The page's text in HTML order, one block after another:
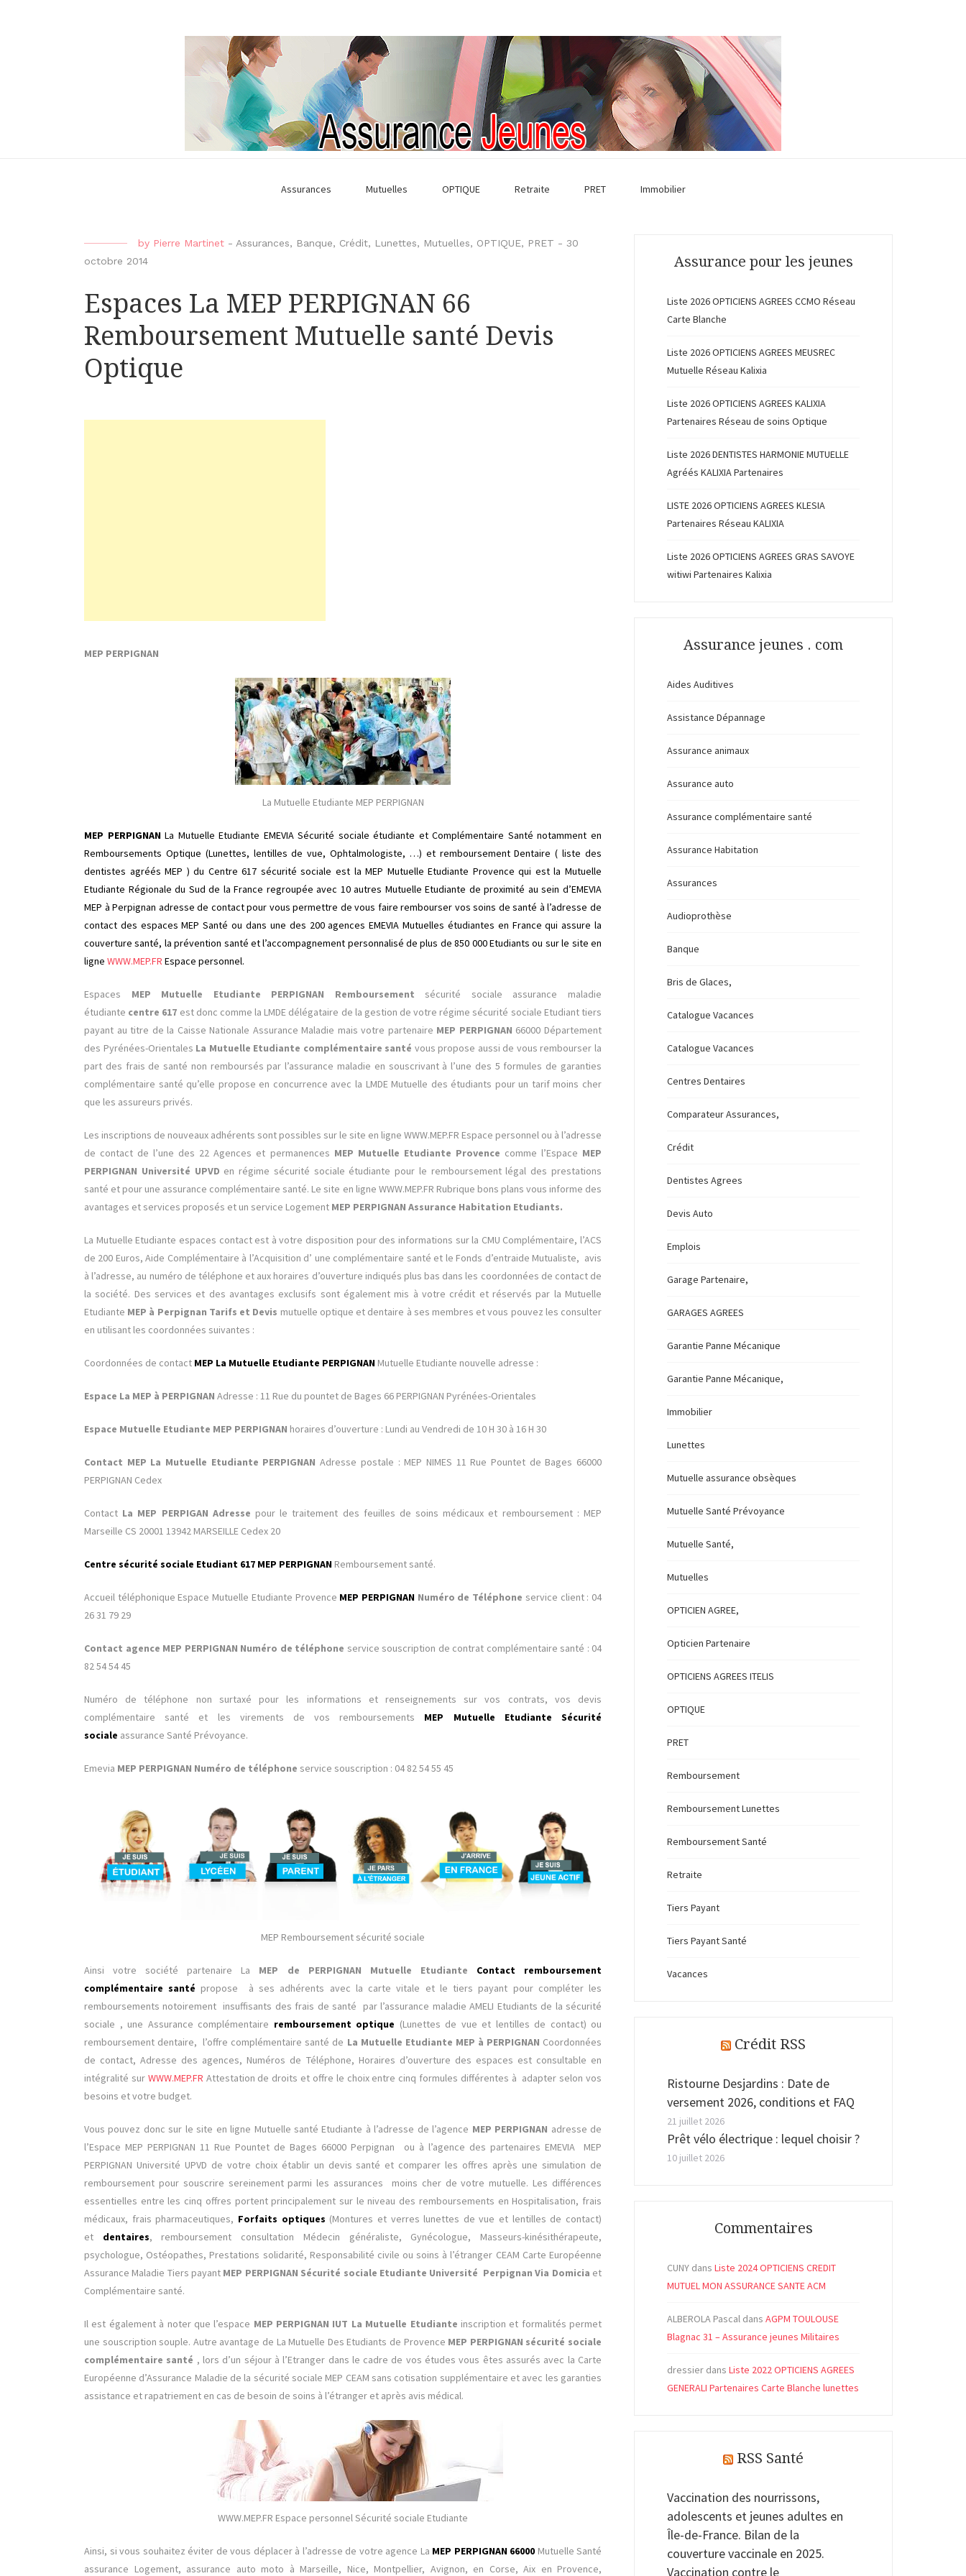
Assurances Mutuelles OPTIQUE Retraite PRET Immobilier
by Pierre Martinet - Assurances, Banque, Crédit, Lunettes, Mutuelles, OPTIQUE, PRET - 30
octobre 2014
Espaces La MEP PERPIGNAN 66
Remboursement Mutuelle santé Devis
Optique
MEP PERPIGNAN
La Mutuelle Etudiante MEP PERPIGNAN
MEP PERPIGNANLa Mutuelle Etudiante EMEVIA Sécurité sociale étudiante et Complémentaire Santé notamment en
Remboursements Optique (Lunettes, lentilles de vue, Ophtalmologiste, …) et remboursement Dentaire ( liste des
dentistes agréés MEP ) du Centre 617 sécurité sociale est la MEP Mutuelle Etudiante Provence qui est la Mutuelle
Etudiante Régionale du Sud de la France regroupée avec 10 autres Mutuelle Etudiante de proximité au sein d’EMEVIA
MEP à Perpignan adresse de contact pour vous permettre de vous faire rembourser vos soins de santé à l’adresse de
contact des espaces MEP Santé ou dans une des 200 agences EMEVIA Mutuelles étudiantes en France qui assure la
couverture santé, la prévention santé et l’accompagnement personnalisé de plus de 850 000 Etudiants ou sur le site en
ligne WWW.MEP.FR Espace personnel.
Espaces MEP Mutuelle Etudiante PERPIGNAN Remboursement sécurité sociale
assurance maladie
étudiante centre 617 est donc comme la LMDE délégataire de la gestion de votre régime sécurité sociale Etudiant tiers
payant au titre de la Caisse Nationale Assurance Maladie mais votre partenaire MEP PERPIGNAN 66000 Département
des Pyrénées-Orientales La Mutuelle Etudiante complémentaire santé vous propose aussi de vous rembourser la
part des frais de santé non remboursés par l’assurance maladie en souscrivant à l’une des 5 formules de garanties
complémentaire santé qu’elle propose en concurrence avec la LMDE Mutuelle des étudiants pour un tarif moins cher
que les assureurs privés.
Les inscriptions de nouveaux adhérents sont possibles sur le site en ligne WWW.MEP.FR Espace personnel ou à l’adresse
de contact de l’une des 22 Agences et permanences MEP Mutuelle Etudiante Provence comme l’Espace MEP
PERPIGNAN Université UPVD en régime sécurité sociale étudiante pour le remboursement légal des prestations
santé et pour une assurance complémentaire santé. Le site en ligne WWW.MEP.FR Rubrique bons plans vous informe des
avantages et services proposés et un service Logement MEP PERPIGNAN Assurance Habitation Etudiants.
La Mutuelle Etudiante espaces contact est à votre disposition pour des informations sur la CMU Complémentaire, l’ACS
de 200 Euros, Aide Complémentaire à l’Acquisition d’ une complémentaire santé et le Fonds d’entraide Mutualiste, avis
à l’adresse, au numéro de téléphone et aux horaires d’ouverture indiqués plus bas dans les coordonnées de contact de
la société. Des services et des avantages exclusifs sont également mis à votre crédit et réservés par la Mutuelle
Etudiante MEP à Perpignan Tarifs et Devis mutuelle optique et dentaire à ses membres et vous pouvez les consulter
en utilisant les coordonnées suivantes :
Coordonnées de contact MEP La Mutuelle Etudiante PERPIGNAN Mutuelle Etudiante nouvelle adresse :
Espace La MEP à PERPIGNAN Adresse : 11 Rue du pountet de Bages 66 PERPIGNAN Pyrénées-Orientales
Espace Mutuelle Etudiante MEP PERPIGNAN horaires d’ouverture : Lundi au Vendredi de 10 H 30 à 16 H 30
Contact MEP La Mutuelle Etudiante PERPIGNANAdresse postale : MEP NIMES 11 Rue Pountet de Bages 66000
PERPIGNAN Cedex
Contact La MEP PERPIGAN Adresse pour le traitement des feuilles de soins médicaux et remboursement : MEP
Marseille CS 20001 13942 MARSEILLE Cedex 20
Centre sécurité sociale Etudiant 617 MEP PERPIGNAN Remboursement santé.
Accueil téléphonique Espace Mutuelle Etudiante Provence MEP PERPIGNAN Numéro de Téléphone service client : 04
26 31 79 29
Contact agence MEP PERPIGNAN Numéro de téléphone service souscription de contrat complémentaire santé : 04
82 54 54 45
Numéro de téléphone non surtaxé pour les informations et renseignements sur vos contrats, vos devis
complémentaire santé et les virements de vos remboursements MEP Mutuelle Etudiante Sécurité
sociale assurance Santé Prévoyance.
Emevia MEP PERPIGNAN Numéro de téléphone service souscription : 04 82 54 55 45
MEP Remboursement sécurité sociale
Ainsi votre société partenaire La MEP de PERPIGNAN Mutuelle Etudiante Contact remboursement
complémentaire santé propose à ses adhérents avec la carte vitale et le tiers payant pour compléter les
remboursements notoirement insuffisants des frais de santé par l’assurance maladie AMELI Etudiants de la sécurité
sociale , une Assurance complémentaire remboursement optique (Lunettes de vue et lentilles de contact) ou
remboursement dentaire, l’offre complémentaire santé de La Mutuelle Etudiante MEP à PERPIGNAN Coordonnées
de contact, Adresse des agences, Numéros de Téléphone, Horaires d’ouverture des espaces est consultable en
intégralité sur WWW.MEP.FR Attestation de droits et offre le choix entre cinq formules différentes à adapter selon vos
besoins et votre budget.
Vous pouvez donc sur le site en ligne Mutuelle santé Etudiante à l’adresse de l’agence MEP PERPIGNAN adresse de
l’Espace MEP PERPIGNAN 11 Rue Pountet de Bages 66000 Perpignan ou à l’agence des partenaires EMEVIA
MEP
PERPIGNAN Université UPVD de votre choix établir un devis santé et comparer les offres après une simulation de
remboursement pour souscrire sereinement parmi les assurances moins cher de votre mutuelle. Les différences
essentielles entre les cinq offres portent principalement sur le niveau des remboursements en Hospitalisation, frais
médicaux, frais pharmaceutiques, Forfaits optiques (Montures et verres lunettes de vue et lentilles de contact)
et dentaires, remboursement consultation Médecin généraliste, Gynécologue, Masseurs-kinésithérapeute,
psychologue, Ostéopathes, Prestations solidarité, Responsabilité civile ou soins à l’étranger CEAM Carte Européenne
Assurance Maladie Tiers payant MEP PERPIGNAN Sécurité sociale Etudiante Université Perpignan Via Domicia et
Complémentaire santé.
Il est également à noter que l’espace MEP PERPIGNAN IUT La Mutuelle Etudiante inscription et formalités permet
une souscription souple. Autre avantage de La Mutuelle Des Etudiants de Provence MEP PERPIGNAN sécurité sociale
complémentaire santé , lors d’un séjour à l’Etranger dans le cadre de vos études vous êtes assurés avec la Carte
Européenne d’Assurance Maladie de la sécurité sociale MEP CEAM sans cotisation supplémentaire et avec les garanties
assistance et rapatriement en cas de besoin de soins à l’étranger et après avis médical.
WWW.MEP.FR Espace personnel Sécurité sociale Etudiante
Ainsi, si vous souhaitez éviter de vous déplacer à l’adresse de votre agence La MEP PERPIGNAN 66000 Mutuelle Santé
assurance Logement, assurance auto moto à Marseille, Nice, Montpellier, Avignon, en Corse, Aix en Provence,
Assurance pour les jeunes
Liste 2026 OPTICIENS AGREES CCMO Réseau
Carte Blanche
Liste 2026 OPTICIENS AGREES MEUSREC
Mutuelle Réseau Kalixia
Liste 2026 OPTICIENS AGREES KALIXIA
Partenaires Réseau de soins Optique
Liste 2026 DENTISTES HARMONIE MUTUELLE
Agréés KALIXIA Partenaires
LISTE 2026 OPTICIENS AGREES KLESIA
Partenaires Réseau KALIXIA
Liste 2026 OPTICIENS AGREES GRAS SAVOYE
witiwi Partenaires Kalixia
Assurance jeunes . com
Aides Auditives
Assistance Dépannage
Assurance animaux
Assurance auto
Assurance complémentaire santé
Assurance Habitation
Assurances
Audioprothèse
Banque
Bris de Glaces,
Catalogue Vacances
Catalogue Vacances
Centres Dentaires
Comparateur Assurances,
Crédit
Dentistes Agrees
Devis Auto
Emplois
Garage Partenaire,
GARAGES AGREES
Garantie Panne Mécanique
Garantie Panne Mécanique,
Immobilier
Lunettes
Mutuelle assurance obsèques
Mutuelle Santé Prévoyance
Mutuelle Santé,
Mutuelles
OPTICIEN AGREE,
Opticien Partenaire
OPTICIENS AGREES ITELIS
OPTIQUE
PRET
Remboursement
Remboursement Lunettes
Remboursement Santé
Retraite
Tiers Payant
Tiers Payant Santé
Vacances
Crédit RSS
Ristourne Desjardins : Date de
versement 2026, conditions et FAQ
21 juillet 2026
Prêt vélo électrique : lequel choisir ?
10 juillet 2026
Commentaires
CUNY dans Liste 2024 OPTICIENS CREDIT
MUTUEL MON ASSURANCE SANTE ACM
ALBEROLA Pascal dans AGPM TOULOUSE
Blagnac 31 – Assurance jeunes Militaires
dressier dans Liste 2022 OPTICIENS AGREES
GENERALI Partenaires Carte Blanche lunettes
RSS Santé
Vaccination des nourrissons,
adolescents et jeunes adultes en
Île-de-France. Bilan de la
couverture vaccinale en 2025.
Vaccination contre le